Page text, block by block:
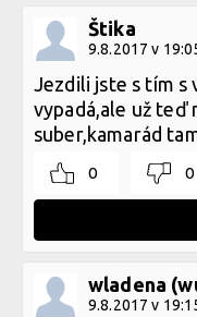
Štika
9.8.2017 v
Jezdili jste s tím s
vypadá,ale už teď
suber,kamarád
0 0
wladena
9.8.2017 v